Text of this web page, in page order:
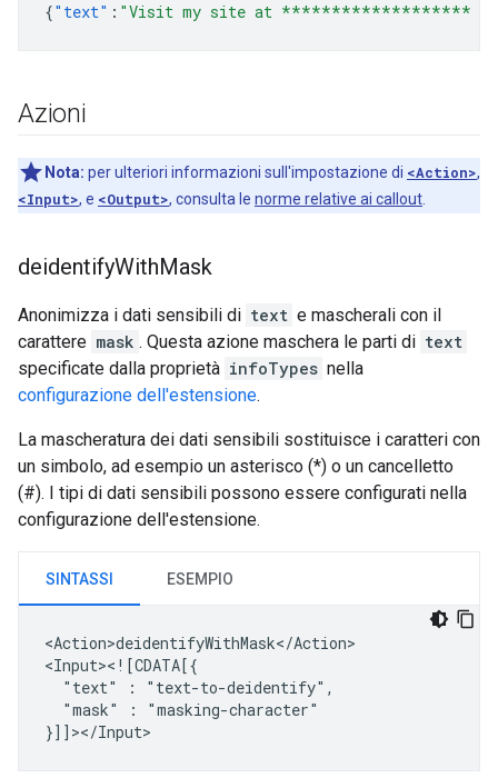
{"text" : "Visit my site at *******************
Azioni
Nota: per ulteriori informazioni sull'impostazione di <Action>,
<Input>, e <Output>, consulta le norme relative ai callout
deidentifyWithMask
Anonimizza i dati sensibili di text e mascherali con il
carattere mask . Questa azione maschera le parti di text
specificate dalla proprietà infoTypes nella
configurazione dell'estensione.
La mascheratura dei dati sensibili sostituisce i caratteri con
un simbolo, ad esempio un asterisco (*) o un cancelletto
(#). I tipi di dati sensibili possono essere configurati nella
configurazione dell'estensione.
SINTASSI ESEMPIO
<Action>deidentifyWithMask</Action>
"text"
:
"mask"
:
"masking-character"